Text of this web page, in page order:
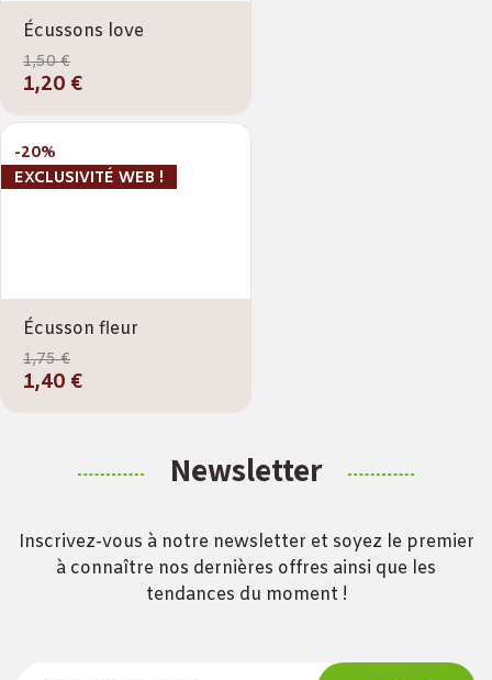
Écussons love
1,50 €
1,20 €
Écusson fleur
1,75 €
-20%
EXCLUSIVITÉ WEB !
1,40 €
Newsletter
Inscrivez-vous à notre newsletter et soyez le premier
à connaître nos dernières offres ainsi que les
tendances du moment !